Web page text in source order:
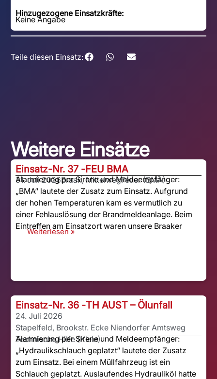
Hinzugezogene Einsatzkräfte:
Keine Angabe
Teile diesen Einsatz:
Weitere Einsätze
Einsatz-Nr. 37 -FEU BMA
31. Juli 2026Braak, MittelwegFeuer (BMA)
Alarmierung per Sirene und Meldeempfänger:
„BMA“ lautete der Zusatz zum Einsatz. Aufgrund
der hohen Temperaturen kam es vermutlich zu
einer Fehlauslösung der Brandmeldeanlage. Beim
Eintreffen am Einsatzort waren unsere Braaker
Weiterlesen »
Einsatz-Nr. 36 -TH AUST – Ölunfall
24. Juli 2026
Stapelfeld, Brookstr. Ecke Niendorfer Amtsweg
Technische Hilfe (Klein)
Alarmierung per Sirene und Meldeempfänger:
„Hydraulikschlauch geplatzt“ lautete der Zusatz
zum Einsatz. Bei einem Müllfahrzeug ist ein
Schlauch geplatzt. Auslaufendes Hydrauliköl hatte